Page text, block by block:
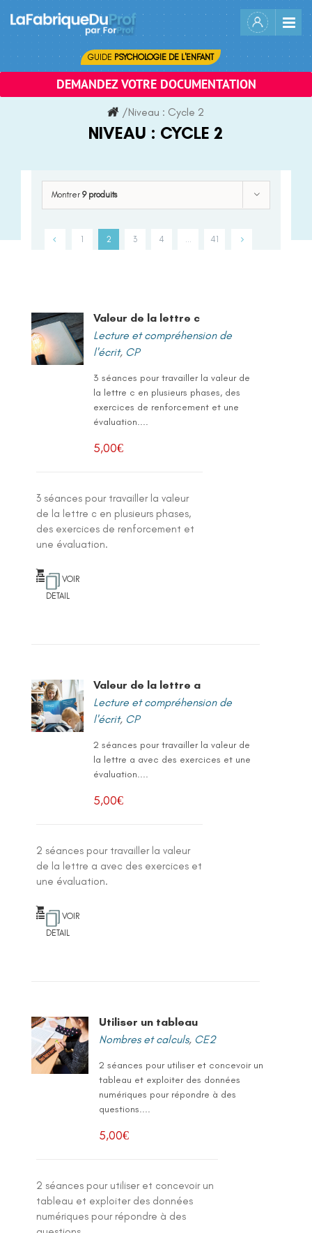
content
GUIDE PSYCHOLOGIE DE L'ENFANT
DEMANDEZ VOTRE DOCUMENTATION
/Niveau : Cycle 2
NIVEAU : CYCLE 2
Montrer 9 produits
1 2 3 4 41
Valeur de la lettre c
Lecture et compréhension de
l'écrit, CP
3 séances pour travailler la valeur de
la lettre c en plusieurs phases, des
exercices de renforcement et une
évaluation....
5,00€
3 séances pour travailler la valeur
de la lettre c en plusieurs phases,
des exercices de renforcement et
une évaluation.
VOIR
DETAIL
Valeur de la lettre a
Lecture et compréhension de
l'écrit, CP
2 séances pour travailler la valeur de
la lettre a avec des exercices et une
évaluation....
5,00€
2 séances pour travailler la valeur
de la lettre a avec des exercices et
une évaluation.
VOIR
DETAIL
Utiliser un tableau
Nombres et calculs, CE2
2 séances pour utiliser et concevoir un
tableau et exploiter des données
numériques pour répondre à des
questions....
5,00€
2 séances pour utiliser et concevoir un
tableau et exploiter des données
numériques pour répondre à des